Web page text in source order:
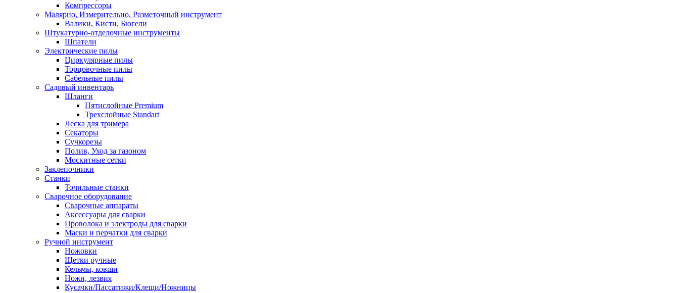
Компрессоры
Малярно, Измерительно, Разметочный инструмент
Валики, Кисти, Бюгели
Штукатурно-отделочные инструменты
Шпатели
Электрические пилы
Циркулярные пилы
Торцовочные пилы
Сабельные пилы
Садовый инвентарь
Шланги
Пятислойные Premium
Трехслойные Standart
Леска для тримера
Секаторы
Сучкорезы
Полив, Уход за газоном
Москитные сетки
Заклепочники
Станки
Точильные станки
Сварочное оборудование
Сварочные аппараты
Аксессуары для сварки
Проволока и электроды для сварки
Маски и перчатки для сварки
Ручной инструмент
Ножовки
Щетки ручные
Кельмы, ковши
Ножи, лезвия
Кусачки/Пассатижи/Клещи/Ножницы